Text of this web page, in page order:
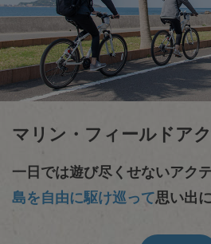
マリン・フィールドア
一日では遊び尽くせないアク
島を自由に駆け巡って思い出